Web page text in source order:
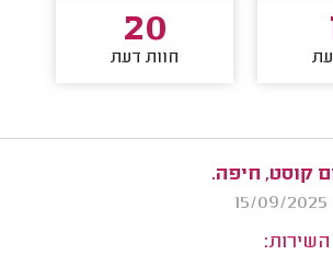
20
חוות דעת
קוסט, חיפה.
השירות: